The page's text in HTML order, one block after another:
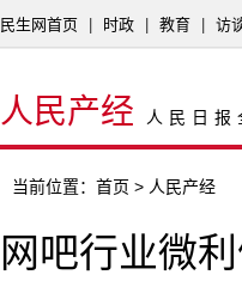
民生网首页 时政 教育 访
人民产经 人民日报
当前位置： 首页 > 人民产经
网吧行业微